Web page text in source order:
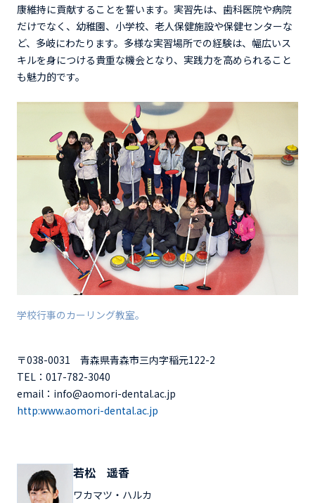
康維持に貢献することを誓います。実習先は、歯科医院や病院
だけでなく、幼稚園、小学校、老人保健施設や保健センターな
ど、多岐にわたります。多様な実習場所での経験は、幅広いス
キルを身につける貴重な機会となり、実践力を高められること
も魅力的です。
学校行事のカーリング教室。
〒038-0031 青森県青森市三内字稲元122-2
TEL：017-782-3040
email：info@aomori-dental.ac.jp
http:www.aomori-dental.ac.jp
若松 遥香
ワカマツ・ハルカ